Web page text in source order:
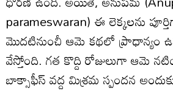
parameswaran) ఈ లెక్కలను
మొదటినుంచీ ఆమె కథలో ప్రాధాన్యం
వేస్తోంది. గత కొద్ది రోజులుగా ఆమె
బాక్సాఫీస్ వద్ద మిశ్రమ స్పందన